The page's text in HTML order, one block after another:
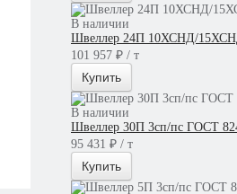
В наличии
Швеллер 24П 10ХСНД/
101 957 ₽ / т
Купить
В наличии
Швеллер 30П 3сп/пс ГОСТ
95 431 ₽ / т
Купить